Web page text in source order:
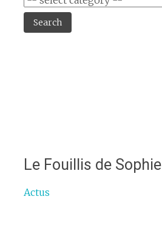
Search
Le Fouillis de Sophie
Actus